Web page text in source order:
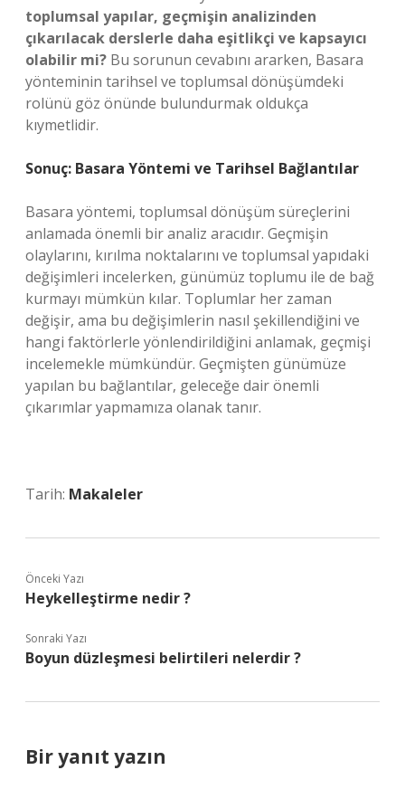
toplumsal yapılar, geçmişin analizinden
çıkarılacak derslerle daha eşitlikçi ve kapsayıcı
olabilir mi? Bu sorunun cevabını ararken, Basara
yönteminin tarihsel ve toplumsal dönüşümdeki
rolünü göz önünde bulundurmak oldukça
kıymetlidir.
Sonuç: Basara Yöntemi ve Tarihsel Bağlantılar
Basara yöntemi, toplumsal dönüşüm süreçlerini
anlamada önemli bir analiz aracıdır. Geçmişin
olaylarını, kırılma noktalarını ve toplumsal yapıdaki
değişimleri incelerken, günümüz toplumu ile de bağ
kurmayı mümkün kılar. Toplumlar her zaman
değişir, ama bu değişimlerin nasıl şekillendiğini ve
hangi faktörlerle yönlendirildiğini anlamak, geçmişi
incelemekle mümkündür. Geçmişten günümüze
yapılan bu bağlantılar, geleceğe dair önemli
çıkarımlar yapmamıza olanak tanır.
Tarih: Makaleler
Önceki Yazı
Heykelleştirme nedir ?
Sonraki Yazı
Boyun düzleşmesi belirtileri nelerdir ?
Bir yanıt yazın